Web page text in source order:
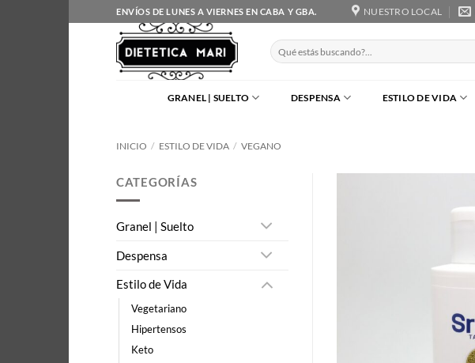
al
contenido
ENVÍOS DE LUNES A VIERNES EN CABA Y GBA. NUESTRO LOCAL
Buscar
por:
GRANEL | SUELTO DESPENSA ESTILO DE VIDA
INICIO / ESTILO DE VIDA / VEGANO
CATEGORÍAS
Granel | Suelto
Despensa
Estilo de Vida
Vegetariano
Hipertensos
Keto